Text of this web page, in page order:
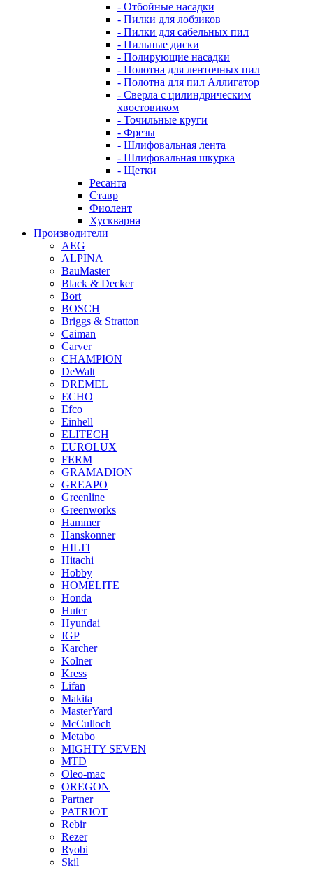
- Отбойные насадки
- Пилки для лобзиков
- Пилки для сабельных пил
- Пильные диски
- Полирующие насадки
- Полотна для ленточных пил
- Полотна для пил Аллигатор
- Сверла с цилиндрическим
хвостовиком
- Точильные круги
- Фрезы
- Шлифовальная лента
- Шлифовальная шкурка
- Щетки
Ресанта
Ставр
Фиолент
Хускварна
Производители
AEG
ALPINA
BauMaster
Black & Decker
Bort
BOSCH
Briggs & Stratton
Caiman
Carver
CHAMPION
DeWalt
DREMEL
ECHO
Efco
Einhell
ELITECH
EUROLUX
FERM
GRAMADION
GREAPO
Greenline
Greenworks
Hammer
Hanskonner
HILTI
Hitachi
Hobby
HOMELITE
Honda
Huter
Hyundai
IGP
Karcher
Kolner
Kress
Lifan
Makita
MasterYard
McCulloch
Metabo
MIGHTY SEVEN
MTD
Oleo-mac
OREGON
Partner
PATRIOT
Rebir
Rezer
Ryobi
Skil